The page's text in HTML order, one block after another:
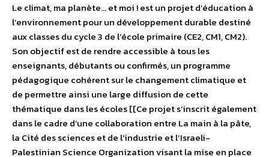
Le climat, ma planète… et moi ! est un projet d’éducation à
l’environnement pour un développement durable destiné
aux classes du cycle 3 de l’école primaire (CE2, CM1, CM2).
Son objectif est de rendre accessible à tous les
enseignants, débutants ou confirmés, un programme
pédagogique cohérent sur le changement climatique et
de permettre ainsi une large diffusion de cette
thématique dans les écoles [[Ce projet s’inscrit également
dans le cadre d’une collaboration entre La main à la pâte,
la Cité des sciences et de l’industrie et l’Israeli-
Palestinian Science Organization visant la mise en place